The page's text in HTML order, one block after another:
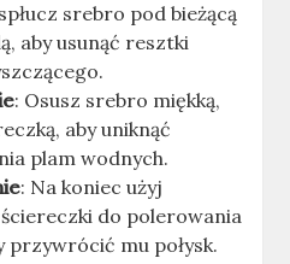
srebro pod bieżącą
aby usunąć resztki
: Osusz srebro miękką,
aby uniknąć
plam wodnych.
: Na koniec użyj
do polerowania
przywrócić mu połysk.